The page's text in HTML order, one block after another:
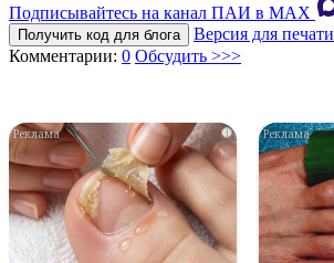
Подписывайтесь на канал ПАИ в MAХ
Получить код для блога
Версия для печати
Комментарии: 0 Обсудить >>>
i